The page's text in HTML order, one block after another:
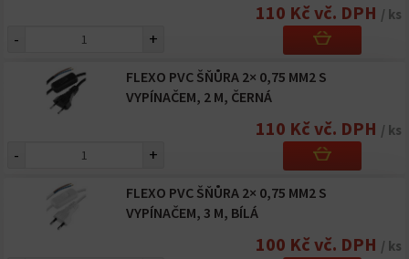
110 Kč vč. DPH / ks
- +
FLEXO PVC ŠŇŮRA 2× 0,75 MM2 S
VYPÍNAČEM, 2 M, ČERNÁ
110 Kč vč. DPH / ks
- +
FLEXO PVC ŠŇŮRA 2× 0,75 MM2 S
VYPÍNAČEM, 3 M, BÍLÁ
100 Kč vč. DPH / ks